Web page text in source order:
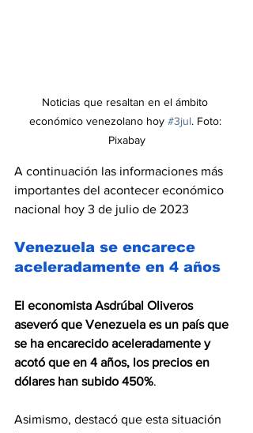
Noticias que resaltan en el ámbito
económico venezolano hoy #3jul. Foto:
Pixabay
A continuación las informaciones más
importantes del acontecer económico
nacional hoy 3 de julio de 2023
Venezuela se encarece
aceleradamente en 4 años
El economista Asdrúbal Oliveros
aseveró que Venezuela es un país que
se ha encarecido aceleradamente y
acotó que en 4 años, los precios en
dólares han subido 450%.
Asimismo, destacó que esta situación